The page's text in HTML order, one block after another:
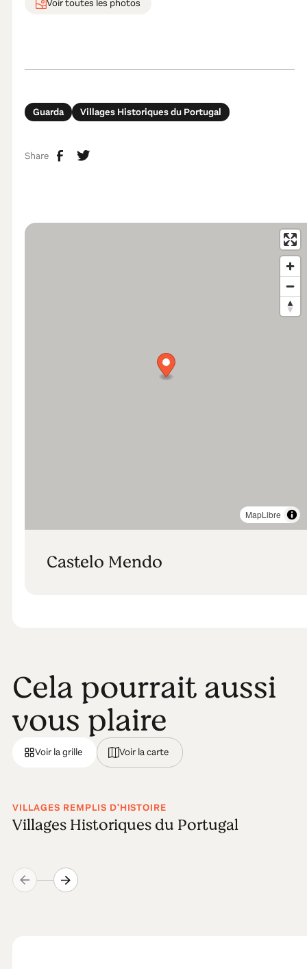
Voir toutes les photos
Guarda Villages Historiques du Portugal
Share
Castelo Mendo
MapLibre
Cela pourrait aussi
vous plaire
Voir la grille Voir la carte
VILLAGES REMPLIS D'HISTOIRE
Villages Historiques du Portugal